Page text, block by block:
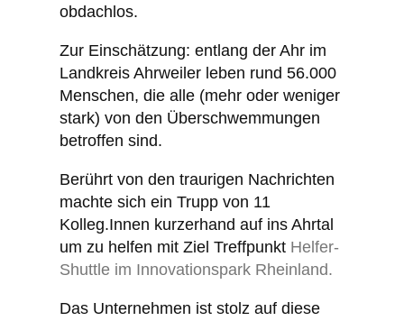
obdachlos.
Zur Einschätzung: entlang der Ahr im
Landkreis Ahrweiler leben rund 56.000
Menschen, die alle (mehr oder weniger
stark) von den Überschwemmungen
betroffen sind.
Berührt von den traurigen Nachrichten
machte sich ein Trupp von 11
Kolleg.Innen kurzerhand auf ins Ahrtal
um zu helfen mit Ziel Treffpunkt Helfer-
Shuttle im Innovationspark Rheinland.
Das Unternehmen ist stolz auf diese